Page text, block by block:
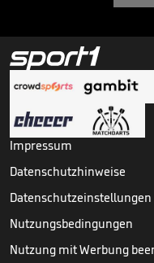
Impressum
Datenschutzhinweise
Datenschutzeinstellungen
Nutzungsbedingungen
Nutzung mit Werbung